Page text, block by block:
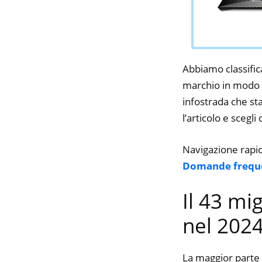
Abbiamo
marchio in
infostrada che
l’articolo e
Navigazione
Domande
Il 43
nel
La maggior